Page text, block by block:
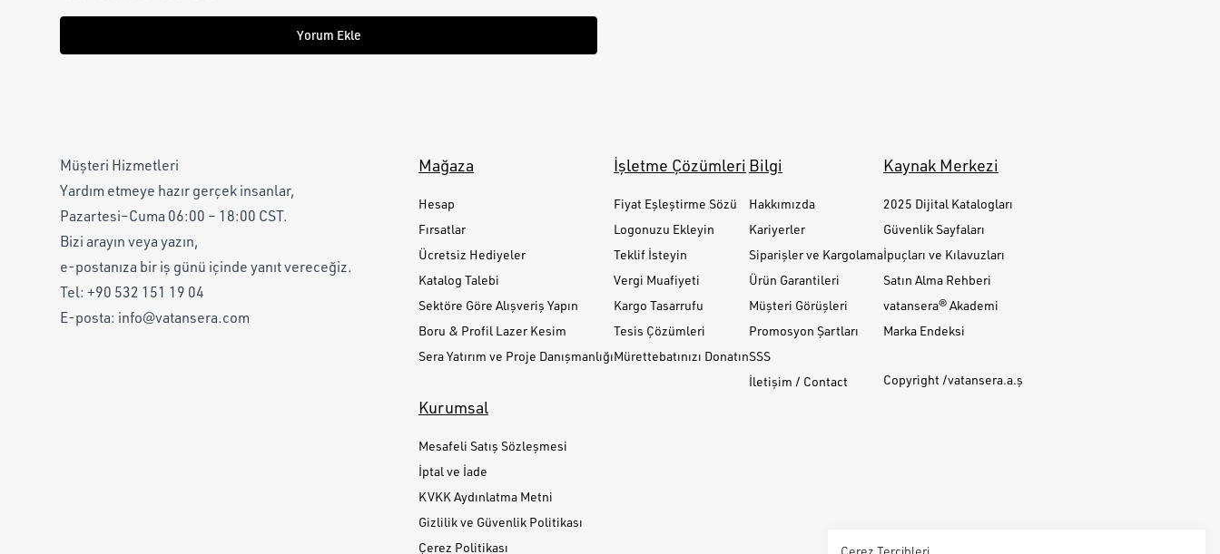
Çerez Tercihleri
Yorum Ekle
Müşteri Hizmetleri
Yardım etmeye hazır gerçek insanlar,
Pazartesi–Cuma 06:00 – 18:00 CST.
Bizi arayın veya yazın,
e-postanıza bir iş günü içinde yanıt vereceğiz.
Tel: +90 532 151 19 04
E-posta: info@vatansera.com
Mağaza
Hesap
Fırsatlar
Ücretsiz Hediyeler
Katalog Talebi
Sektöre Göre Alışveriş Yapın
Boru & Profil Lazer Kesim
Sera Yatırım ve Proje Danışmanlığı
İşletme Çözümleri
Fiyat Eşleştirme Sözü
Logonuzu Ekleyin
Teklif İsteyin
Vergi Muafiyeti
Kargo Tasarrufu
Tesis Çözümleri
Mürettebatınızı Donatın
Bilgi
Hakkımızda
Kariyerler
Siparişler ve Kargolama
Ürün Garantileri
Müşteri Görüşleri
Promosyon Şartları
SSS
İletişim / Contact
Kaynak Merkezi
2025 Dijital Katalogları
Güvenlik Sayfaları
İpuçları ve Kılavuzları
Satın Alma Rehberi
vatansera® Akademi
Marka Endeksi
Copyright /vatansera.a.ş
Kurumsal
Mesafeli Satış Sözleşmesi
İptal ve İade
KVKK Aydınlatma Metni
Gizlilik ve Güvenlik Politikası
Çerez Politikası